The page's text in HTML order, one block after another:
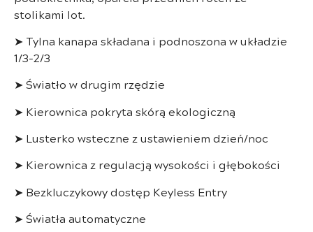
stolikami lot.
➤ Tylna kanapa składana i podnoszona w układzie
1/3-2/3
➤ Światło w drugim rzędzie
➤ Kierownica pokryta skórą ekologiczną
➤ Lusterko wsteczne z ustawieniem dzień/noc
➤ Kierownica z regulacją wysokości i głębokości
➤ Bezkluczykowy dostęp Keyless Entry
➤ Światła automatyczne